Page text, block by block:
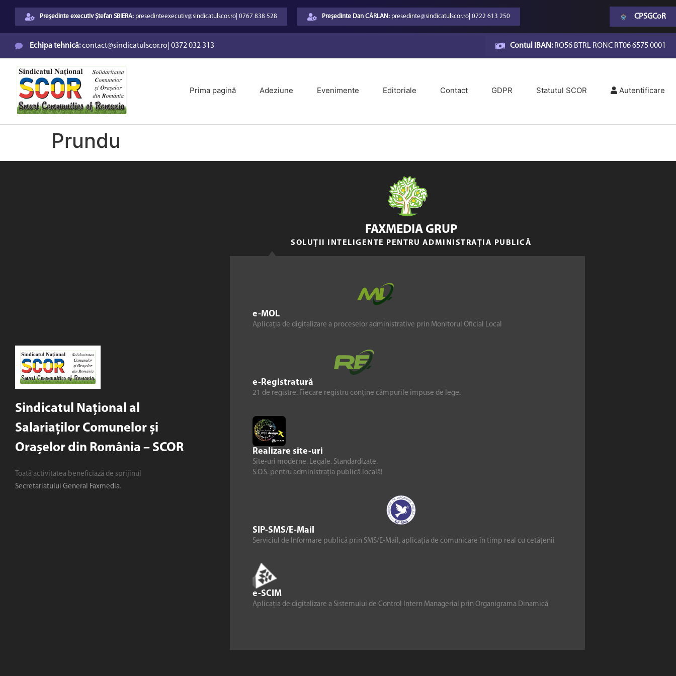
Președinte executiv Ștefan SBIERA:presedinteexecutiv@sindicatulscor.ro| 0767 838 528 Președinte Dan CÂRLAN:presedinte@sindicatulscor.ro| 0722 613 250 CPSGCoR
Echipa tehnică:contact@sindicatulscor.ro 0372 032 313 Contul IBAN:RO56 BTRL RONC RT06 6575 0001
Prima pagină Adeziune Evenimente Editoriale Contact GDPR Statutul SCOR Autentificare
Prundu
Sindicatul Național al
Salariaților Comunelor și
Orașelor din România – SCOR
Toată activitatea beneficiază de sprijinul
Secretariatului General Faxmedia.
e-MOL
Aplicația de digitalizare a proceselor administrative prin Monitorul Oficial Local
e-Registratură
21 de registre. Fiecare registru conține câmpurile impuse de lege.
Realizare site-uri
Site-uri moderne. Legale. Standardizate.
S.O.S. pentru administrația publică locală!
SIP-SMS/E-Mail
Serviciul de Informare publică prin SMS/E-Mail, aplicația de comunicare în timp real cu cetățenii
e-SCIM
Aplicația de digitalizare a Sistemului de Control Intern Managerial prin Organigrama Dinamică
FAXMEDIA GRUP
SOLUȚII INTELIGENTE PENTRU ADMINISTRAȚIA PUBLICĂ